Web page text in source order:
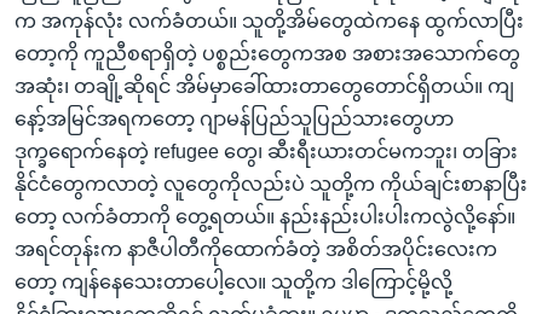
က အကုန်လုံး လက်ခံတယ်။ သူတို့အိမ်တွေထဲကနေ ထွက်လာပြီး
တော့ကို ကူညီစရာရှိတဲ့ ပစ္စည်းတွေကအစ အစားအသောက်တွေ
အဆုံး၊ တချို့ဆိုရင် အိမ်မှာခေါ်ထားတာတွေတောင်ရှိတယ်။ ကျ
နော့်အမြင်အရကတော့ ဂျာမန်ပြည်သူပြည်သားတွေဟာ
ဒုက္ခရောက်နေတဲ့ refugee တွေ၊ ဆီးရီးယားတင်မကဘူး၊ တခြား
နိုင်ငံတွေကလာတဲ့ လူတွေကိုလည်းပဲ သူတို့က ကိုယ်ချင်းစာနာပြီး
တော့ လက်ခံတာကို တွေ့ရတယ်။ နည်းနည်းပါးပါးကလွဲလို့နော်။
အရင်တုန်းက နာဇီပါတီကိုထောက်ခံတဲ့ အစိတ်အပိုင်းလေးက
တော့ ကျန်နေသေးတာပေါ့လေ။ သူတို့က ဒါကြောင့်မို့လို့